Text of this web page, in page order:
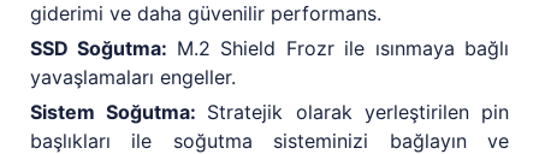
giderimi ve daha güvenilir performans.
SSD Soğutma: M.2 Shield Frozr ile ısınmaya bağlı
yavaşlamaları engeller.
Sistem Soğutma: Stratejik olarak yerleştirilen pin
başlıkları ile soğutma sisteminizi bağlayın ve